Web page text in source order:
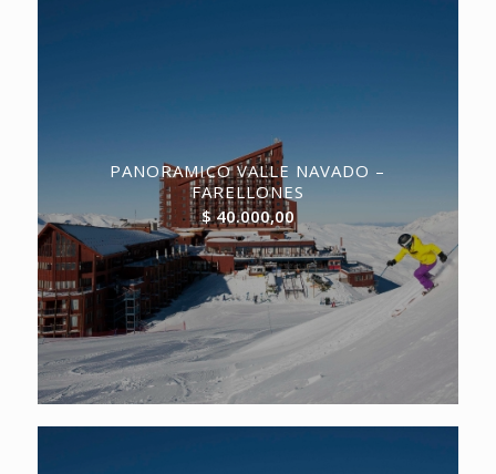
PANORAMICO VALLE NAVADO –
FARELLONES
$40.000,00